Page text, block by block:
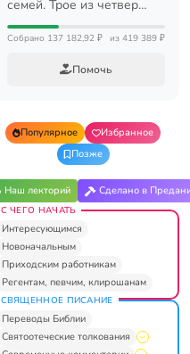
семей. Трое из четвер…
Собрано 137 182,92 ₽ из 419 389 ₽
Помочь
Популярное
Избранное
Позже
Наш лекторий Сделано в
С ЧЕГО НАЧАТЬ
Интересующимся
Новоначальным
Приходским работникам
Регентам, певчим, клирошанам
СВЯЩЕННОЕ ПИСАНИЕ
Переводы Библии
Святоотеческие толкования